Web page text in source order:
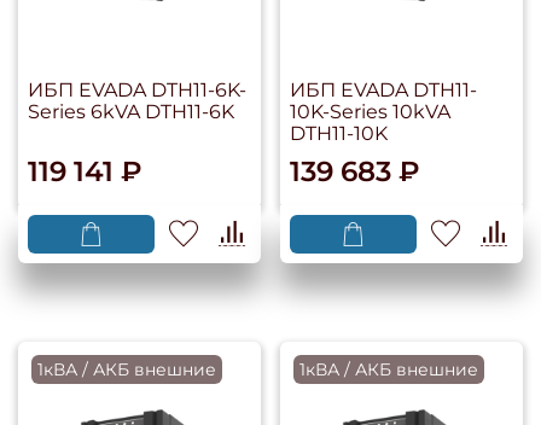
ИБП EVADA DTH11-6K-
Series 6kVA DTH11-6K
119 141 ₽
ИБП EVADA DTH11-
10K-Series 10kVA
DTH11-10K
139 683 ₽
1кВА / АКБ внешние 1кВА / АКБ внешние